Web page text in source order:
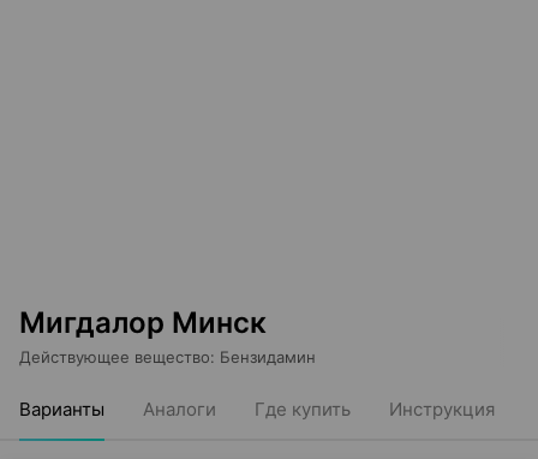
Мигдалор Минск
Действующее вещество: Бензидамин
Варианты Аналоги Где купить Инструкция